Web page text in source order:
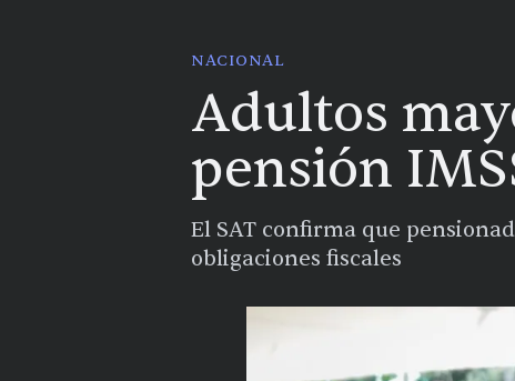
NACIONAL
Adultos
pensión
El SAT confirma que
obligaciones fiscales